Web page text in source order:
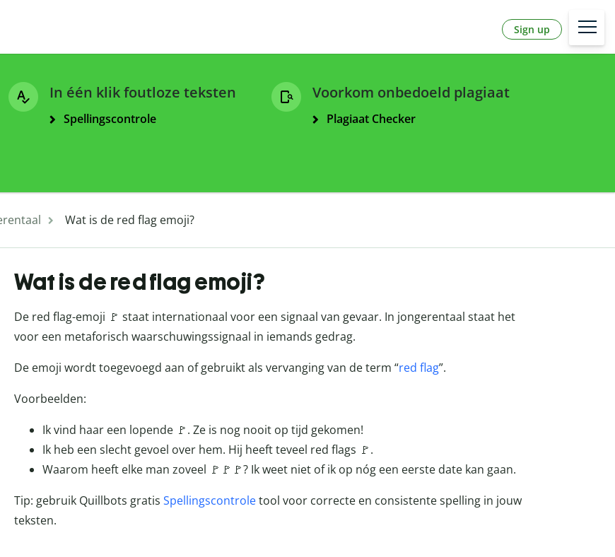
Sign up
In één klik foutloze teksten
Spellingscontrole
Voorkom onbedoeld plagiaat
Plagiaat Checker
Wat is de red flag emoji?
Wat is de red flag emoji?
De red flag-emoji 🚩 staat internationaal voor een signaal van gevaar. In jongerentaal staat het
voor een metaforisch waarschuwingssignaal in iemands gedrag.
De emoji wordt toegevoegd aan of gebruikt als vervanging van de term “red flag”.
Voorbeelden:
Ik vind haar een lopende 🚩. Ze is nog nooit op tijd gekomen!
Ik heb een slecht gevoel over hem. Hij heeft teveel red flags 🚩.
Waarom heeft elke man zoveel 🚩🚩🚩? Ik weet niet of ik op nóg een eerste date kan gaan.
Tip: gebruik Quillbots gratis Spellingscontroletool voor correcte en consistente spelling in jouw
teksten.